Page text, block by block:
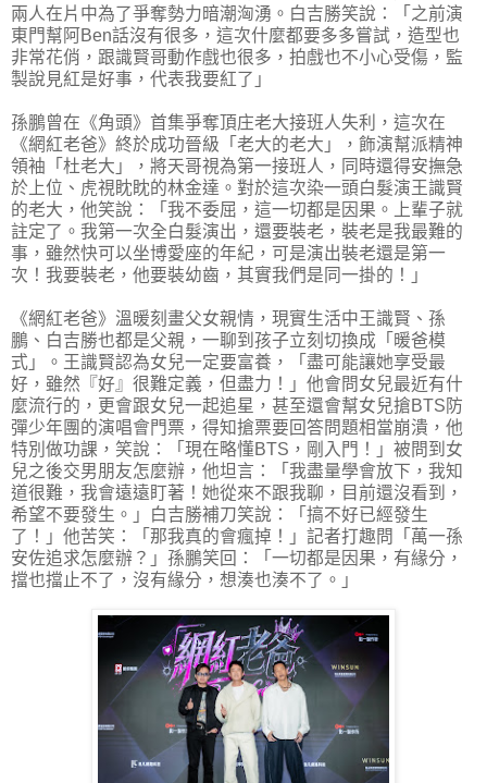
兩人在片中為了爭奪勢力暗潮洶湧。白吉勝笑說：「之前演
東門幫阿Ben話沒有很多，這次什麼都要多多嘗試，造型也
非常花俏，跟識賢哥動作戲也很多，拍戲也不小心受傷，監
製說見紅是好事，代表我要紅了」
孫鵬曾在《角頭》首集爭奪頂庄老大接班人失利，這次在
《網紅老爸》終於成功晉級「老大的老大」，飾演幫派精神
領袖「杜老大」，將天哥視為第一接班人，同時還得安撫急
於上位、虎視眈眈的林金達。對於這次染一頭白髮演王識賢
的老大，他笑說：「我不委屈，這一切都是因果。上輩子就
註定了。我第一次全白髮演出，還要裝老，裝老是我最難的
事，雖然快可以坐博愛座的年紀，可是演出裝老還是第一
次！我要裝老，他要裝幼齒，其實我們是同一掛的！」
《網紅老爸》溫暖刻畫父女親情，現實生活中王識賢、孫
鵬、白吉勝也都是父親，一聊到孩子立刻切換成「暖爸模
式」。王識賢認為女兒一定要富養，「盡可能讓她享受最
好，雖然『好』很難定義，但盡力！」他會問女兒最近有什
麼流行的，更會跟女兒一起追星，甚至還會幫女兒搶BTS防
彈少年團的演唱會門票，得知搶票要回答問題相當崩潰，他
特別做功課，笑說：「現在略懂BTS，剛入門！」被問到女
兒之後交男朋友怎麼辦，他坦言：「我盡量學會放下，我知
道很難，我會遠遠盯著！她從來不跟我聊，目前還沒看到，
希望不要發生。」白吉勝補刀笑說：「搞不好已經發生
了！」他苦笑：「那我真的會瘋掉！」記者打趣問「萬一孫
安佐追求怎麼辦？」孫鵬笑回：「一切都是因果，有緣分，
擋也擋止不了，沒有緣分，想湊也湊不了。」